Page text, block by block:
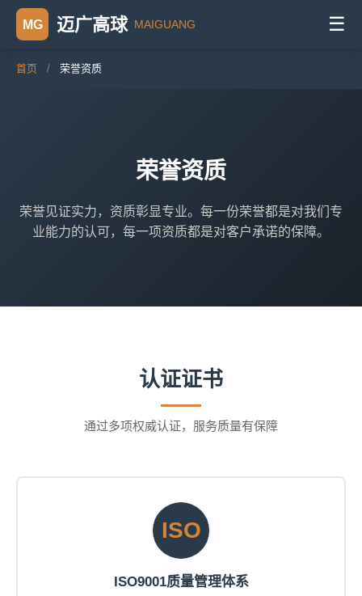
MG 迈广高球 MAIGUANG ☰
首页 / 荣誉资质
荣誉资质
荣誉见证实力，资质彰显专业。每一份荣誉都是对我们专
业能力的认可，每一项资质都是对客户承诺的保障。
认证证书
通过多项权威认证，服务质量有保障
ISO
ISO9001质量管理体系